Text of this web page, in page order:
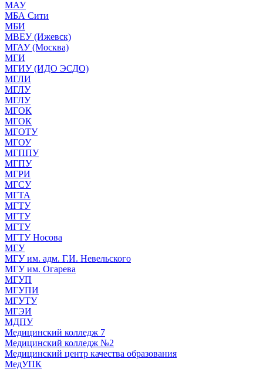
МАУ
МБА Сити
МБИ
МВЕУ (Ижевск)
МГАУ (Москва)
МГИ
МГИУ (ИДО ЭСДО)
МГЛИ
МГЛУ
МГЛУ
МГОК
МГОК
МГОТУ
МГОУ
МГППУ
МГПУ
МГРИ
МГСУ
МГТА
МГТУ
МГТУ
МГТУ
МГТУ Носова
МГУ
МГУ им. адм. Г.И. Невельского
МГУ им. Огарева
МГУП
МГУПИ
МГУТУ
МГЭИ
МДПУ
Медицинский колледж 7
Медицинский колледж №2
Медицинский центр качества образования
МедУПК